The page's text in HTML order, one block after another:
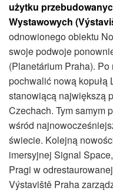
użytku
Wystawowych
odnowionego obiektu
swoje podwoje
(Planetárium Praha).
pochwalić nową kopułą
stanowiącą największą
Czechach. Tym samym
wśród
świecie. Kolejną
imersyjnej Signal
Pragi w
Výstaviště Praha